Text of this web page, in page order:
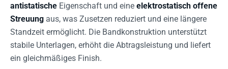
antistatische Eigenschaft und eine elektrostatisch offene
Streuung aus, was Zusetzen reduziert und eine längere
Standzeit ermöglicht. Die Bandkonstruktion unterstützt
stabile Unterlagen, erhöht die Abtragsleistung und liefert
ein gleichmäßiges Finish.